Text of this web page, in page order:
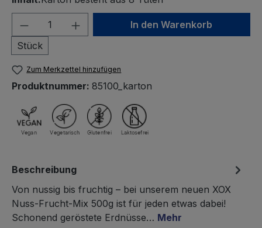
Produkt Anzahl: Gib den
Stück
In den Warenkorb
Zum Merkzettel hinzufügen
Produktnummer: 85100_karton
Beschreibung
Von nussig bis fruchtig – bei unserem neuen XOX
Nuss-Frucht-Mix 500g ist für jeden etwas dabei!
Schonend geröstete Erdnüsse… Mehr